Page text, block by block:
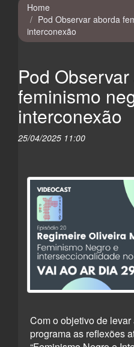
Home
Pod Observar aborda
interconexão
Pod
feminismo
interconexão
25/04/2025 11:00
Com o objetivo de
programa as reflexões